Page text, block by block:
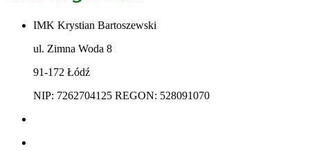
IMK Krystian Bartoszewski
ul. Zimna Woda 8
91-172 Łódź
NIP: 7262704125 REGON: 528091070